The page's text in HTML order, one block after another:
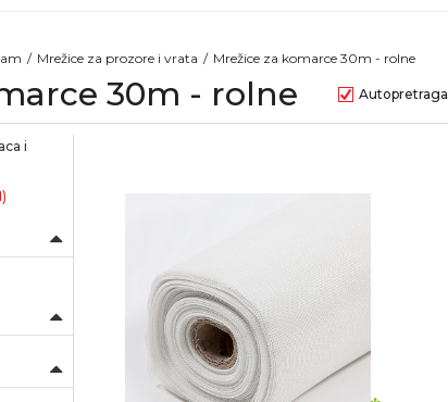
Mrežice za prozore i vrata Mrežice za komarce 30m - rolne
30m - rolne Autopretraga
i